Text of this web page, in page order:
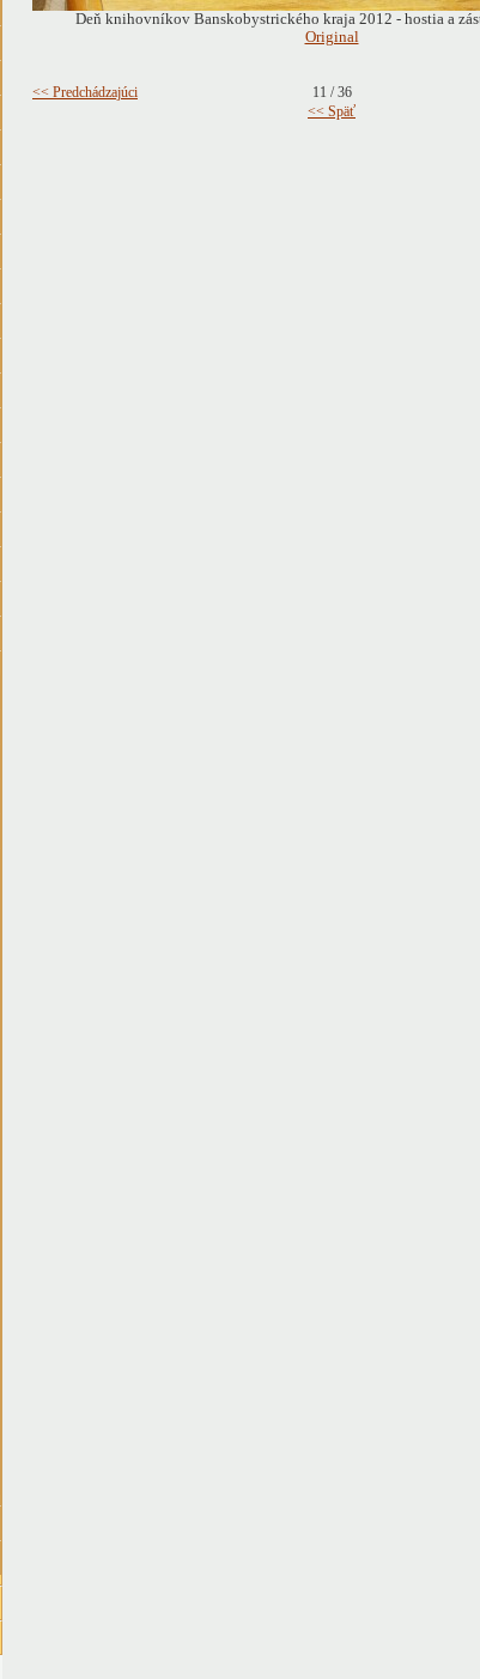
Deň knihovníkov Banskobystrického kraja 2012 - hostia a
Original
<< Predchádzajúci 11 / 36
<< Späť